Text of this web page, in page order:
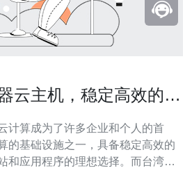
云主机，稳定高效的选
计算成为了许多企业和个人的首
的基础设施之一，具备稳定高效的
和应用程序的理想选择。而台湾青